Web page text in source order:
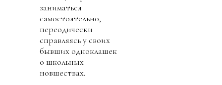
заниматься
самостоятельно,
переодически
справляясь у своих
бывших одноклашек
о школьных
новшествах.